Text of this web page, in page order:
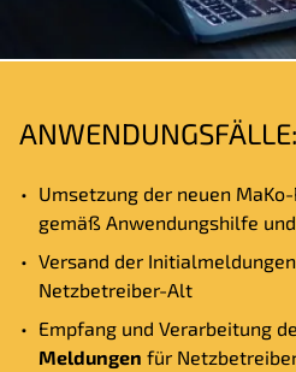
ANWENDUNGSFÄLLE:
Umsetzung der neuen
gemäß Anwendungshilfe
Versand der
Netzbetreiber-Alt
Empfang und Verarbeitung
Meldungen für